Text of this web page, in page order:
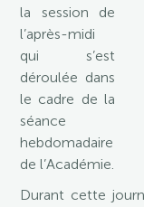
la session de
l’après-midi
qui s’est
déroulée dans
le cadre de la
séance
hebdomadaire
de l’Académie.
Durant cette